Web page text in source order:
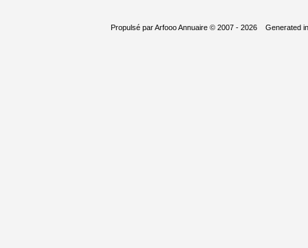
Propulsé parArfooo Annuaire© 2007 - 2026 Generated